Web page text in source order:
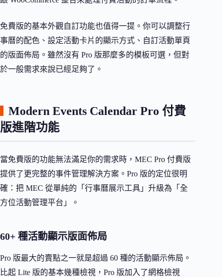
免費版的基本外觀自訂功能也值得一提。你可以調整行
事曆的配色、設定活動卡片的顯示方式、自訂活動單頁
的版面佈局。雖然沒有 Pro 版那麼多的模板可選，但對
於一般需求來說已經足夠了。
Modern Events Calendar Pro 付費
版進階功能
當免費版的功能無法滿足你的需求時，MEC Pro 付費版
提供了更完整的事件管理解決方案。Pro 版的定位很明
確：把 MEC 從單純的「行事曆展示工具」升級為「全
方位活動管理平台」。
60+ 種活動顯示版面佈局
Pro 版最大的賣點之一就是超過 60 種的活動顯示佈局。
比起 Lite 版的基本幾種檢視，Pro 版加入了網格檢視